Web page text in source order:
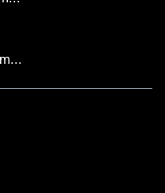
Capacidade de transformar uma tipologia tradicional, convencional, num espaço inspirador.